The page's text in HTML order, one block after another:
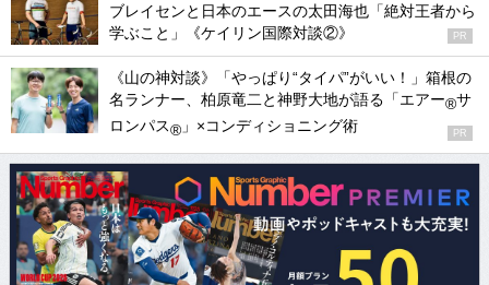
ブレイセンと日本のエースの太田海也「絶対王者から
学ぶこと」《ケイリン国際対談②》
PR
《山の神対談》「やっぱり“タイパ”がいい！」箱根の
名ランナー、柏原竜二と神野大地が語る「エアー®サ
ロンパス® 」×コンディショニング術 PR